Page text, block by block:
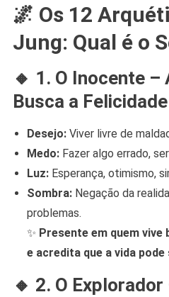
🌌 Os 12
Jung: Qual é o
🔸 1. O Inocente –
Busca a Felicidade
Desejo:Viver livre de
Medo:Fazer algo errado,
Luz:Esperança, otimismo,
Sombra:Negação da
problemas.
✨ Presente em quem vive
e acredita que a vida pode
🔸 2. O